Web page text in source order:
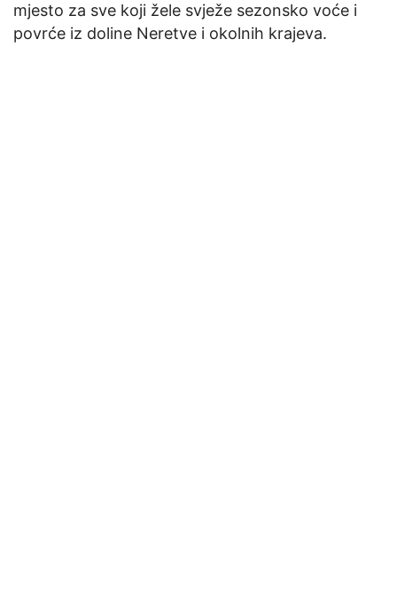
mjesto za sve koji žele svježe sezonsko voće i
povrće iz doline Neretve i okolnih krajeva.